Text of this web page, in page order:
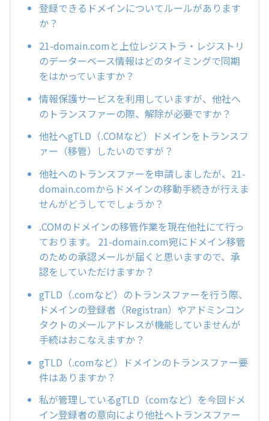
登録できるドメインについてルールがあります
か？
21-domain.comと上位レジストラ・レジストリ
のデーターベース情報はどのタイミングで同期
をはかっていますか？
情報保護サービスを利用していますが、他社へ
のトランスファーの際、解除が必要ですか？
他社へgTLD（.COMなど）ドメインをトランスフ
ァー（移管）したいのですが？
他社へのトランスファーを申請しましたが、21-
domain.comからドメインの移動手続きが行えま
せんがどうしてでしょうか？
.COMのドメインの移管作業を現在他社にて行っ
ております。 21-domain.com宛にドメイン移管
のための承認メールが届くと思いますので、承
認をしていただけますか？
gTLD（.comなど）のトランスファーを行う際、
ドメインの登録者（Registran）やアドミンコン
タクトのメールアドレスが機能していませんが
手続はおこなえますか？
gTLD（.comなど）ドメインのトランスファー要
件はありますか？
私が管理しているgTLD（comなど）を今回ドメ
イン登録者の意向により他社へトランスファー